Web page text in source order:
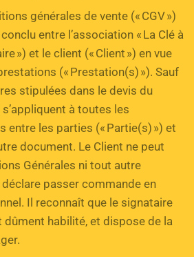
générales de vente (« CGV »)
entre l’association « La Clé à
») et le client (« Client ») en vue
(« Prestation(s) »). Sauf
stipulées dans le devis du
à toutes les
les parties (« Partie(s) ») et
document. Le Client ne peut
Générales ni tout autre
passer commande en
Il reconnaît que le signataire
dûment habilité, et dispose de la